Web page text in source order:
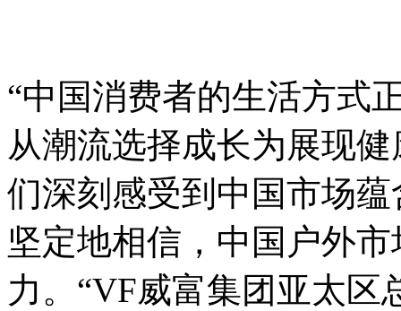
“中国消费者的生活方式
从潮流选择成长为展现
们深刻感受到中国市场
坚定地相信，中国户外
力。“VF威富集团亚太区